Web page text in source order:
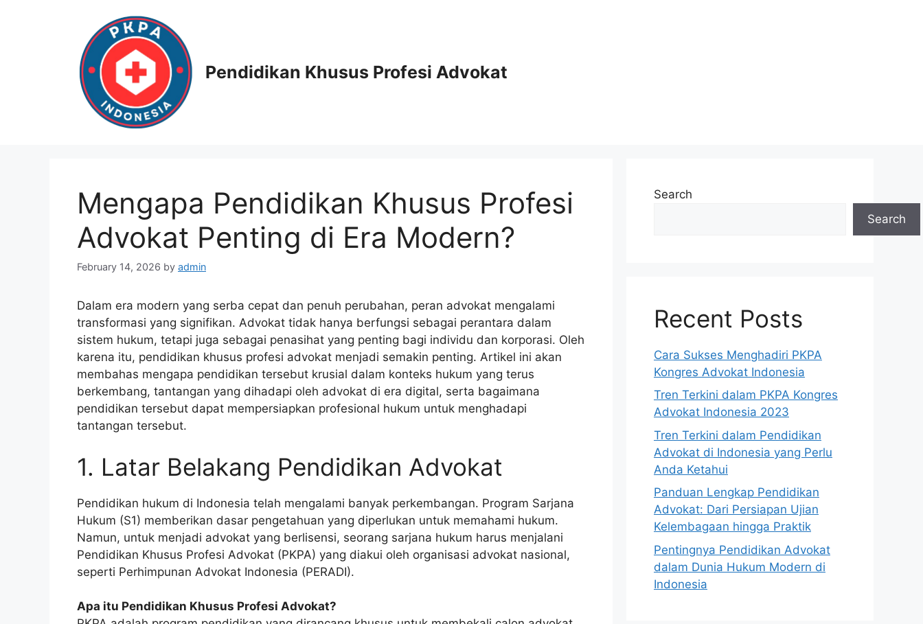
Pendidikan Khusus Profesi Advokat
Mengapa Pendidikan Khusus Profesi
Advokat Penting di Era Modern?
February 14, 2026 by admin
Dalam era modern yang serba cepat dan penuh perubahan, peran advokat mengalami
transformasi yang signifikan. Advokat tidak hanya berfungsi sebagai perantara dalam
sistem hukum, tetapi juga sebagai penasihat yang penting bagi individu dan korporasi. Oleh
karena itu, pendidikan khusus profesi advokat menjadi semakin penting. Artikel ini akan
membahas mengapa pendidikan tersebut krusial dalam konteks hukum yang terus
berkembang, tantangan yang dihadapi oleh advokat di era digital, serta bagaimana
pendidikan tersebut dapat mempersiapkan profesional hukum untuk menghadapi
tantangan tersebut.
1. Latar Belakang Pendidikan Advokat
Pendidikan hukum di Indonesia telah mengalami banyak perkembangan. Program Sarjana
Hukum (S1) memberikan dasar pengetahuan yang diperlukan untuk memahami hukum.
Namun, untuk menjadi advokat yang berlisensi, seorang sarjana hukum harus menjalani
Pendidikan Khusus Profesi Advokat (PKPA) yang diakui oleh organisasi advokat nasional,
seperti Perhimpunan Advokat Indonesia (PERADI).
Apa itu Pendidikan Khusus Profesi Advokat?
Search
Search
Recent Posts
Cara Sukses Menghadiri PKPA
Kongres Advokat Indonesia
Tren Terkini dalam PKPA Kongres
Advokat Indonesia 2023
Tren Terkini dalam Pendidikan
Advokat di Indonesia yang Perlu
Anda Ketahui
Panduan Lengkap Pendidikan
Advokat: Dari Persiapan Ujian
Kelembagaan hingga Praktik
Pentingnya Pendidikan Advokat
dalam Dunia Hukum Modern di
Indonesia